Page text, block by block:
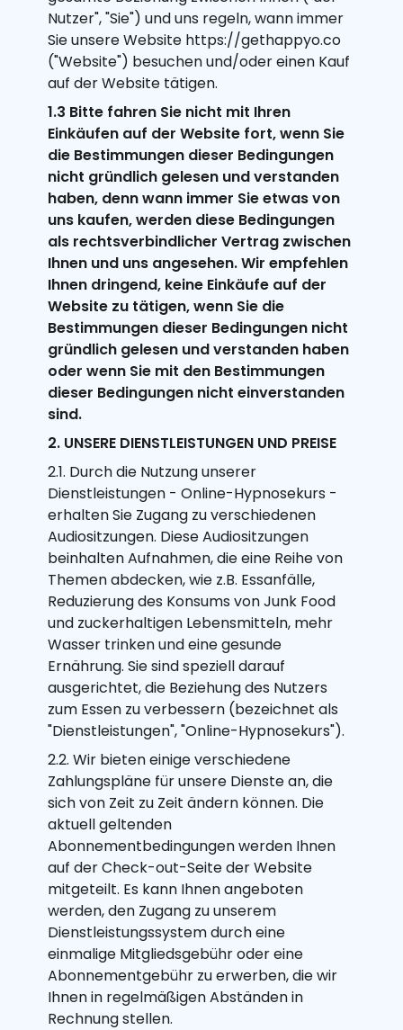
Nutzer", "Sie") und uns regeln, wann immer
Sie unsere Website https://gethappyo.co
("Website") besuchen und/oder einen Kauf
auf der Website tätigen.
1.3 Bitte fahren Sie nicht mit Ihren
Einkäufen auf der Website fort, wenn Sie
die Bestimmungen dieser Bedingungen
nicht gründlich gelesen und verstanden
haben, denn wann immer Sie etwas von
uns kaufen, werden diese Bedingungen
als rechtsverbindlicher Vertrag zwischen
Ihnen und uns angesehen. Wir empfehlen
Ihnen dringend, keine Einkäufe auf der
Website zu tätigen, wenn Sie die
Bestimmungen dieser Bedingungen nicht
gründlich gelesen und verstanden haben
oder wenn Sie mit den Bestimmungen
dieser Bedingungen nicht einverstanden
sind.
2. UNSERE DIENSTLEISTUNGEN UND PREISE
2.1. Durch die Nutzung unserer
Dienstleistungen - Online-Hypnosekurs -
erhalten Sie Zugang zu verschiedenen
Audiositzungen. Diese Audiositzungen
beinhalten Aufnahmen, die eine Reihe von
Themen abdecken, wie z.B. Essanfälle,
Reduzierung des Konsums von Junk Food
und zuckerhaltigen Lebensmitteln, mehr
Wasser trinken und eine gesunde
Ernährung. Sie sind speziell darauf
ausgerichtet, die Beziehung des Nutzers
zum Essen zu verbessern (bezeichnet als
"Dienstleistungen", "Online-Hypnosekurs").
2.2. Wir bieten einige verschiedene
Zahlungspläne für unsere Dienste an, die
sich von Zeit zu Zeit ändern können. Die
aktuell geltenden
Abonnementbedingungen werden Ihnen
auf der Check-out-Seite der Website
mitgeteilt. Es kann Ihnen angeboten
werden, den Zugang zu unserem
Dienstleistungssystem durch eine
einmalige Mitgliedsgebühr oder eine
Abonnementgebühr zu erwerben, die wir
Ihnen in regelmäßigen Abständen in
Rechnung stellen.